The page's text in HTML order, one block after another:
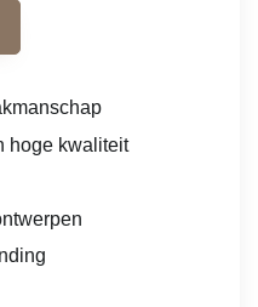
hoge kwaliteit